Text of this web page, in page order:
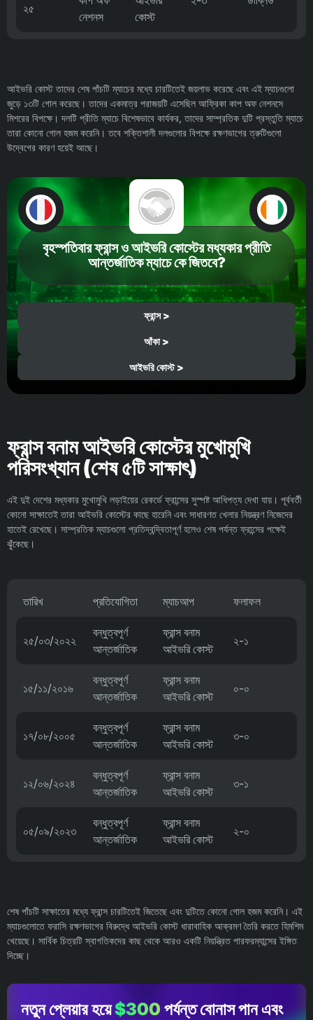
২৫
নেশনস
কোস্ট
আইভরি কোস্ট তাদের শেষ পাঁচটি ম্যাচের মধ্যে চারটিতেই জয়লাভ করেছে এবং এই ম্যাচগুলো
জুড়ে ১৩টি গোল করেছে। তাদের একমাত্র পরাজয়টি এসেছিল আফ্রিকা কাপ অফ নেশনসে
মিশরের বিপক্ষে। দলটি প্রীতি ম্যাচে বিশেষভাবে কার্যকর, তাদের সাম্প্রতিক দুটি প্রস্তুতি ম্যাচে
তারা কোনো গোল হজম করেনি। তবে শক্তিশালী দলগুলোর বিপক্ষে রক্ষণভাগের ত্রুটিগুলো
উদ্বেগের কারণ হয়েই আছে।
বৃহস্পতিবার ফ্রান্স ও আইভরি কোস্টের মধ্যকার প্রীতি
আন্তর্জাতিক ম্যাচে কে জিতবে?
ফ্রান্স >
আঁকা >
আইভরি কোস্ট >
ফ্রান্স বনাম আইভরি কোস্টের মুখোমুখি
পরিসংখ্যান (শেষ ৫টি সাক্ষাৎ)
এই দুই দেশের মধ্যকার মুখোমুখি লড়াইয়ের রেকর্ডে ফ্রান্সের সুস্পষ্ট আধিপত্য দেখা যায়। পূর্ববর্তী
কোনো সাক্ষাতেই তারা আইভরি কোস্টের কাছে হারেনি এবং সাধারণত খেলার নিয়ন্ত্রণ নিজেদের
হাতেই রেখেছে। সাম্প্রতিক ম্যাচগুলো প্রতিদ্বন্দ্বিতাপূর্ণ হলেও শেষ পর্যন্ত ফ্রান্সের পক্ষেই
ঝুঁকেছে।
তারিখ প্রতিযোগিতা ম্যাচআপ ফলাফল
২৫/০৩/২০২২
বন্ধুত্বপূর্ণ
আন্তর্জাতিক
ফ্রান্স বনাম
আইভরি কোস্ট
২-১
১৫/১১/২০১৬
বন্ধুত্বপূর্ণ
আন্তর্জাতিক
ফ্রান্স বনাম
আইভরি কোস্ট
০-০
১৭/০৮/২০০৫
বন্ধুত্বপূর্ণ
আন্তর্জাতিক
ফ্রান্স বনাম
আইভরি কোস্ট
৩-০
১২/০৬/২০২৪
বন্ধুত্বপূর্ণ
আন্তর্জাতিক
ফ্রান্স বনাম
আইভরি কোস্ট
৩-১
০৫/০৯/২০২৩
বন্ধুত্বপূর্ণ
আন্তর্জাতিক
ফ্রান্স বনাম
আইভরি কোস্ট
২-০
শেষ পাঁচটি সাক্ষাতের মধ্যে ফ্রান্স চারটিতেই জিতেছে এবং দুটিতে কোনো গোল হজম করেনি। এই
ম্যাচগুলোতে ফরাসি রক্ষণভাগের বিরুদ্ধে আইভরি কোস্ট ধারাবাহিক আক্রমণ তৈরি করতে হিমশিম
খেয়েছে। সার্বিক চিত্রটি স্বাগতিকদের কাছ থেকে আরও একটি নিয়ন্ত্রিত পারফরম্যান্সের ইঙ্গিত
দিচ্ছে।
নতুন প্লেয়ার হয়ে$300 পর্যন্ত বোনাস পান এবং